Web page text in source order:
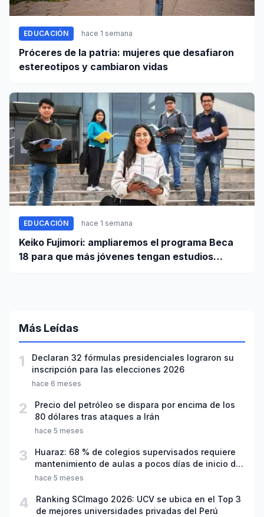
EDUCACIÓN hace 1 semana
Próceres de la patria: mujeres que desafiaron
estereotipos y cambiaron vidas
EDUCACIÓN hace 1 semana
Keiko Fujimori: ampliaremos el programa Beca
18 para que más jóvenes tengan estudios
Más Leídas
1
Declaran 32 fórmulas presidenciales lograron su
inscripción para las elecciones 2026
hace 6 meses
2
Precio del petróleo se dispara por encima de los
80 dólares tras ataques a Irán
hace 5 meses
3
Huaraz: 68 % de colegios supervisados requiere
mantenimiento de aulas a pocos días de inicio del
año escolar 2026
hace 5 meses
4
Ranking SCImago 2026: UCV se ubica en el Top 3
de mejores universidades privadas del Perú